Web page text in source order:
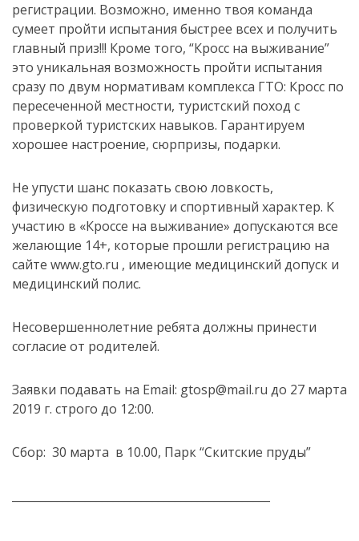
регистрации. Возможно, именно твоя команда
сумеет пройти испытания быстрее всех и получить
главный приз!!! Кроме того, “Кросс на выживание”
это уникальная возможность пройти испытания
сразу по двум нормативам комплекса ГТО: Кросс по
пересеченной местности, туристский поход с
проверкой туристских навыков. Гарантируем
хорошее настроение, сюрпризы, подарки.
Не упусти шанс показать свою ловкость,
физическую подготовку и спортивный характер. К
участию в «Кроссе на выживание» допускаются все
желающие 14+, которые прошли регистрацию на
сайте www.gto.ru , имеющие медицинский допуск и
медицинский полис.
Несовершеннолетние ребята должны принести
согласие от родителей.
Заявки подавать на Email: gtosp@mail.ru до 27 марта
2019 г. строго до 12:00.
Сбор: 30 марта в 10.00, Парк “Скитские пруды”